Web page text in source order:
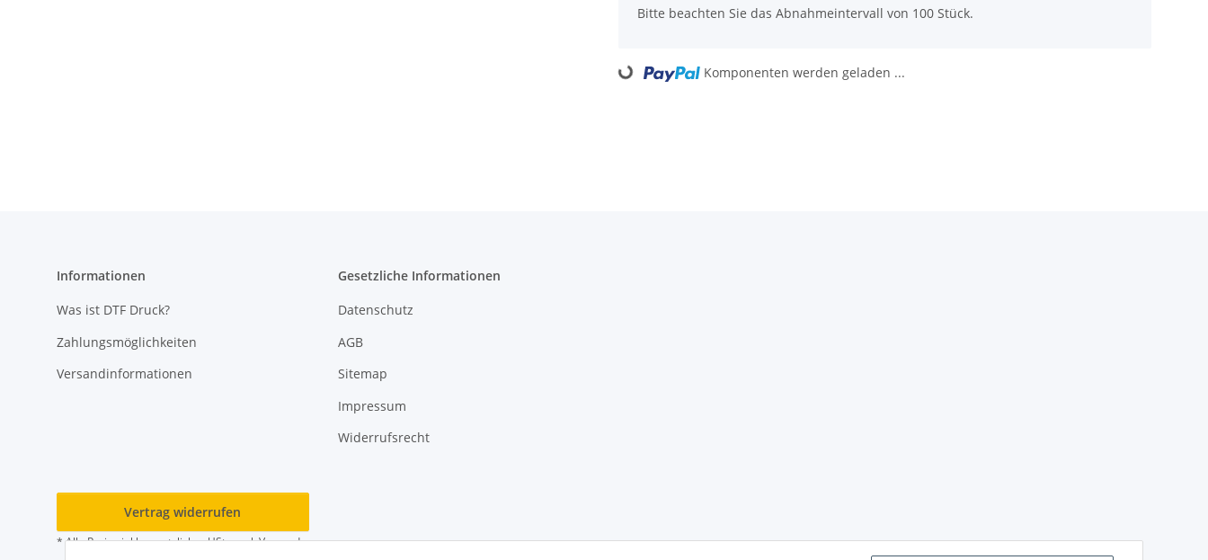
Bitte beachten Sie das Abnahmeintervall von 100 Stück.
Loading... Komponenten werden geladen ...
Informationen
Was ist DTF Druck?
Zahlungsmöglichkeiten
Versandinformationen
Gesetzliche Informationen
Datenschutz
AGB
Sitemap
Impressum
Widerrufsrecht
Vertrag widerrufen
* Alle Preise inkl. gesetzlicher USt., zzgl.Versand